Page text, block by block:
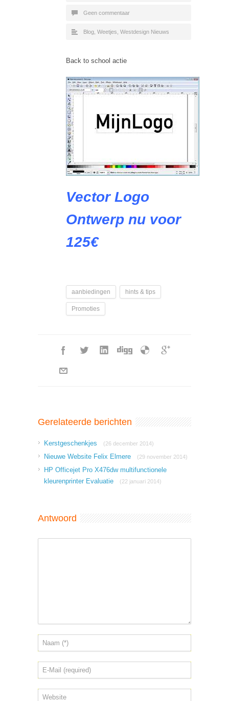
Geen commentaar
Blog Weetjes Westdesign Nieuws
Back to school actie
Vector Logo
Ontwerp nu voor
125€
aanbiedingen hints & tips
Promoties
Gerelateerde berichten
Kerstgeschenkjes (26 december 2014)
Nieuwe Website Felix Elmere (29 november 2014)
HP Officejet Pro X476dw multifunctionele
kleurenprinter Evaluatie
(22 januari 2014)
Antwoord